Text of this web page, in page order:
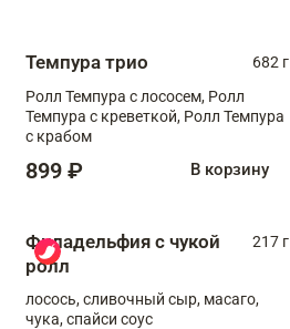
Темпура трио
682 г
Ролл Темпура с лососем, Ролл
Темпура с креветкой, Ролл Темпура
с крабом
899 ₽ В корзину
Филадельфия с чукой
ролл
217 г
лосось, сливочный сыр, масаго,
чука, спайси соус